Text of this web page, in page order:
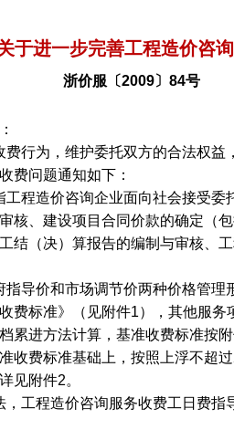
于进一步完善工程造价咨
浙价服〔2009〕 84号
行为，维护委托双方的合法权
费问题通知如下：
程造价咨询企业面向社会接受
核、建设项目合同价款的确定（
结（决）算报告的编制与审核、
导价和市场调节价两种价格管
费标准》（见附件1），其他服务
累进方法计算，基准收费标准按
收费标准基础上，按照上浮不超过
见附件2。
工程造价咨询服务收费工日费